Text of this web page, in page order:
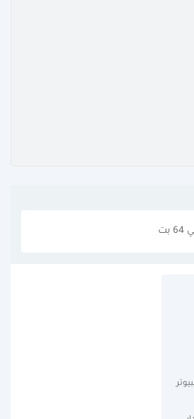
تحميل برنامج تيم فيور للكمبيوتر